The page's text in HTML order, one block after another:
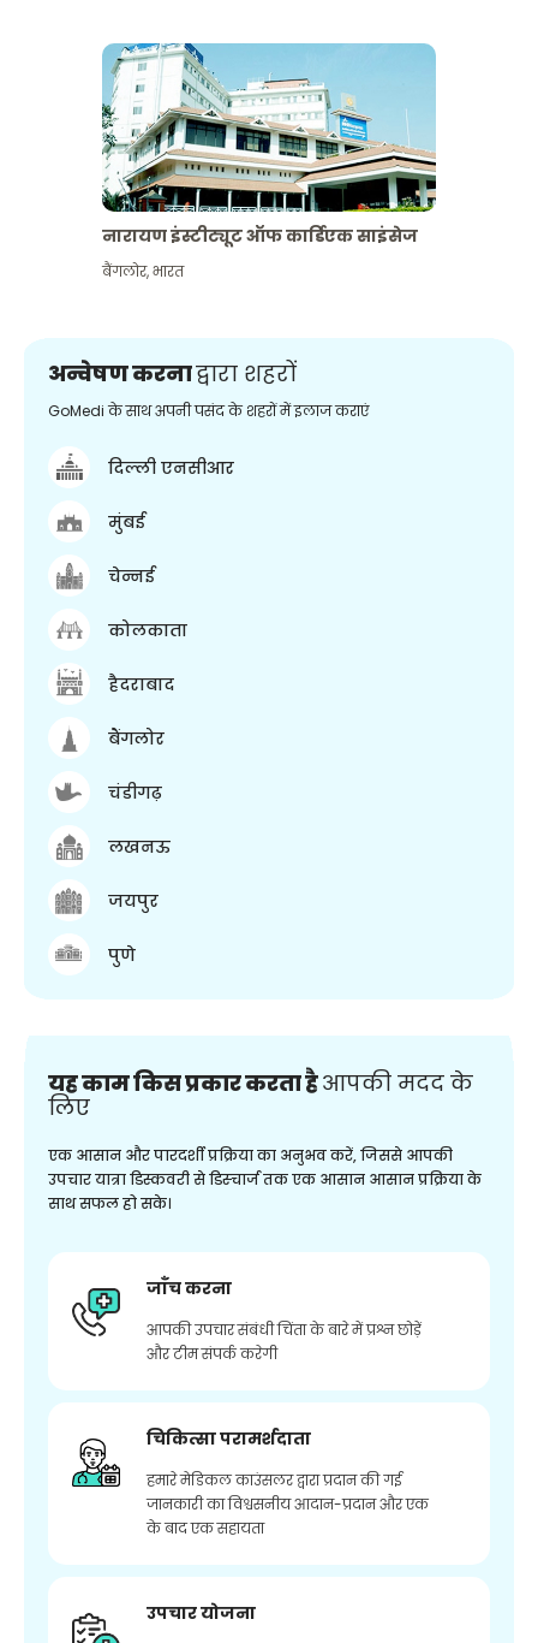
नारायण इंस्टीट्यूट ऑफ कार्डिएक साइंसेज
बैंगलोर,भारत
अन्वेषण करनाद्वारा शहरों
GoMedi के साथ अपनी पसंद के शहरों में इलाज कराएं
दिल्ली एनसीआर
मुंबई
चेन्नई
कोलकाता
हैदराबाद
बैंगलोर
चंडीगढ़
लखनऊ
जयपुर
पुणे
यह काम किस प्रकार करता हैआपकी मदद के
लिए
एक आसान और पारदर्शी प्रक्रिया का अनुभव करें, जिससे आपकी
उपचार यात्रा डिस्कवरी से डिस्चार्ज तक एक आसान आसान प्रक्रिया के
साथ सफल हो सके।
जाँच करना
आपकी उपचार संबंधी चिंता के बारे में प्रश्न छोड़ें
और टीम संपर्क करेगी
चिकित्सा परामर्शदाता
हमारे मेडिकल काउंसलर द्वारा प्रदान की गई
जानकारी का विश्वसनीय आदान-प्रदान और एक
के बाद एक सहायता
उपचार योजना